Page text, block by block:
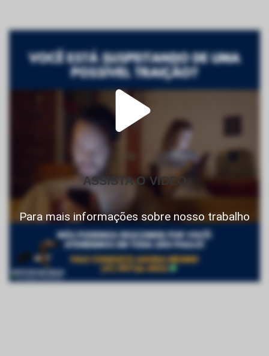
ASSISTA O VIDEO
Para mais informações sobre nosso trabalho